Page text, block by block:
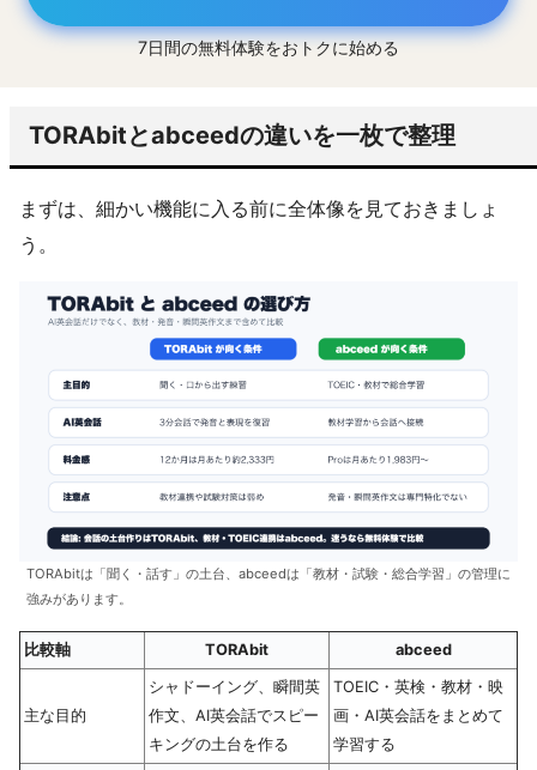
7日間の無料体験をおトクに始める
TORAbitとabceedの違いを一枚で整理
まずは、細かい機能に入る前に全体像を見ておきましょ
う。
TORAbitは「聞く・話す」の土台、abceedは「教材・試験・総合学習」の管理に
強みがあります。
比較軸 TORAbit abceed
主な目的
シャドーイング、瞬間英
作文、AI英会話でスピー
キングの土台を作る
TOEIC・英検・教材・映
画・AI英会話をまとめて
学習する